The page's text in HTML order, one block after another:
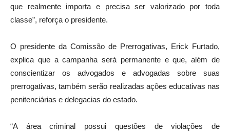
que realmente importa e precisa ser valorizado por toda
classe”, reforça o presidente.
O presidente da Comissão de Prerrogativas, Erick Furtado,
explica que a campanha será permanente e que, além de
conscientizar os advogados e advogadas sobre suas
prerrogativas, também serão realizadas ações educativas nas
penitenciárias e delegacias do estado.
“A área criminal possui questões de violações de